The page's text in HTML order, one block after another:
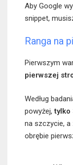
Aby Google
snippet,
Ranga na
Pierwszym
pierwszej
Według
powyżej,tylko
na szczycie,
obrębie